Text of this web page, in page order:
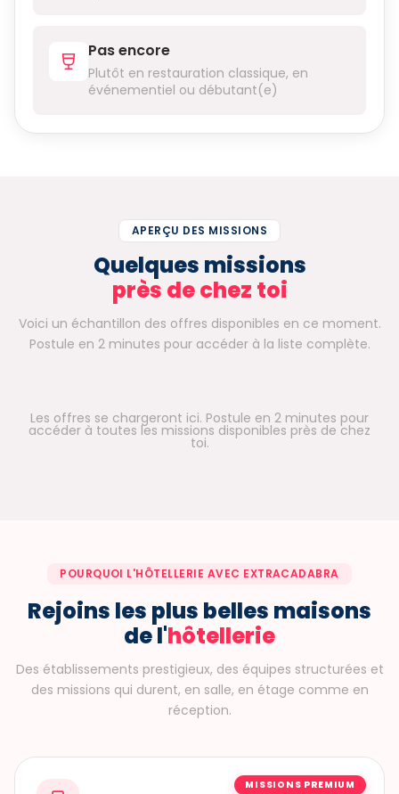
Pas encore
Plutôt en restauration classique, en
événementiel ou débutant(e)
APERÇU DES MISSIONS
Quelques missions
près de chez toi
Voici un échantillon des offres disponibles en ce moment.
Postule en 2 minutes pour accéder à la liste complète.
Les offres se chargeront ici. Postule en 2 minutes pour
accéder à toutes les missions disponibles près de chez
toi.
POURQUOI L'HÔTELLERIE AVEC EXTRACADABRA
Rejoins les plus belles maisons
de l'hôtellerie
Des établissements prestigieux, des équipes structurées et
des missions qui durent, en salle, en étage comme en
réception.
MISSIONS PREMIUM